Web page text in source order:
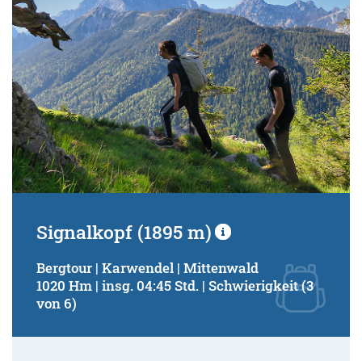
Kondition (Tourdauer):
von
bis
Suchbegriff:
Signalkopf (1895 m)
Bergtour | Karwendel | Mittenwald
1020 Hm | insg. 04:45 Std. | Schwierigkeit (3
von 6)